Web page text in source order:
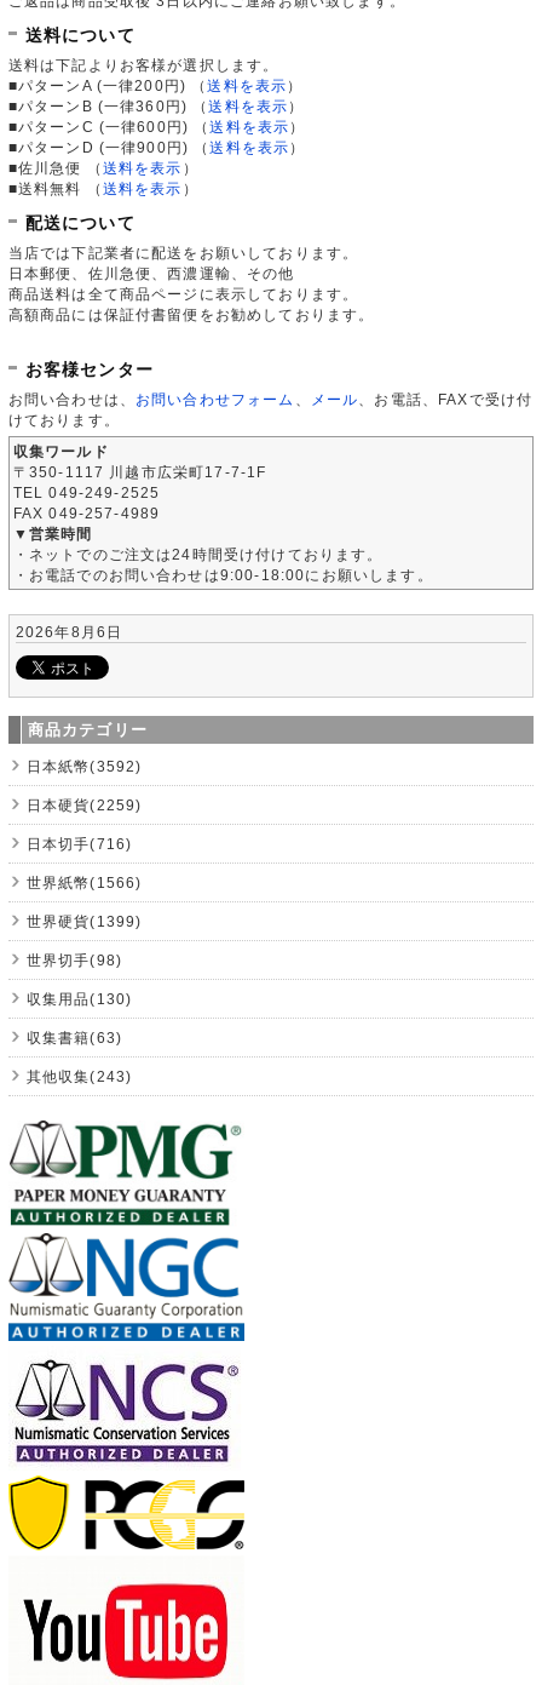
送料について
送料は下記よりお客様が選択します。
■パターンA (一律200円)
（送料を表示 ）
■パターンB (一律360円)
（送料を表示 ）
■パターンC (一律600円)
（送料を表示 ）
■パターンD (一律900円)
（送料を表示 ）
■佐川急便
（ 送料を表示 ）
■送料無料
（ 送料を表示 ）
配送について
当店では下記業者に配送をお願いしております。
日本郵便、佐川急便、西濃運輸、その他
商品送料は全て商品ページに表示しております。
高額商品には保証付書留便をお勧めしております。
お客様センター
お問い合わせは、 お問い合わせフォーム メール 、お電話、FAXで受け付
けております。
収集ワールド
〒350-1117 川越市広栄町17-7-1F
TEL 049-249-2525
FAX 049-257-4989
▼営業時間
・ネットでのご注文は24時間受け付けております。
・お電話でのお問い合わせは9:00-18:00にお願いします。
2026年8月6日
商品カテゴリー
日本紙幣(3592)
日本硬貨(2259)
日本切手(716)
世界紙幣(1566)
世界硬貨(1399)
世界切手(98)
収集用品(130)
収集書籍(63)
其他収集(243)